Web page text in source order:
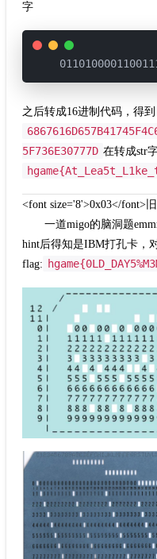
字
之后转成16进制代码，得到
5F736E30777D 在转成str
<font size='8'>0x03</font>
一道migo的脑洞题
hint后得知是IBM打孔卡，
flag: